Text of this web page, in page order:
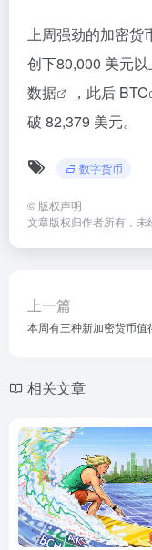
上周强劲的加密货
创下80,000 美元
数据
，此后 BTC
破 82,379 美元。
数字货币
© 版权声明
文章版权归作者所有，未
上一篇
本周有三种新加密货币值
相关文章